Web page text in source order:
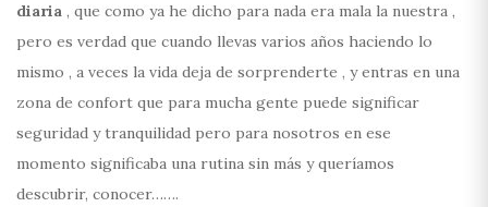
diaria , que como ya he dicho para nada era mala la nuestra ,
pero es verdad que cuando llevas varios años haciendo lo
mismo , a veces la vida deja de sorprenderte , y entras en una
zona de confort que para mucha gente puede significar
seguridad y tranquilidad pero para nosotros en ese
momento significaba una rutina sin más y queríamos
descubrir, conocer…….